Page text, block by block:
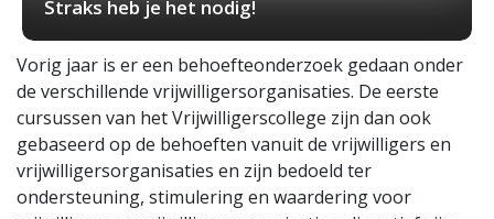
Straks heb je het nodig!
Vorig jaar is er een behoefteonderzoek gedaan onder
de verschillende vrijwilligersorganisaties. De eerste
cursussen van het Vrijwilligerscollege zijn dan ook
gebaseerd op de behoeften vanuit de vrijwilligers en
vrijwilligersorganisaties en zijn bedoeld ter
ondersteuning, stimulering en waardering voor